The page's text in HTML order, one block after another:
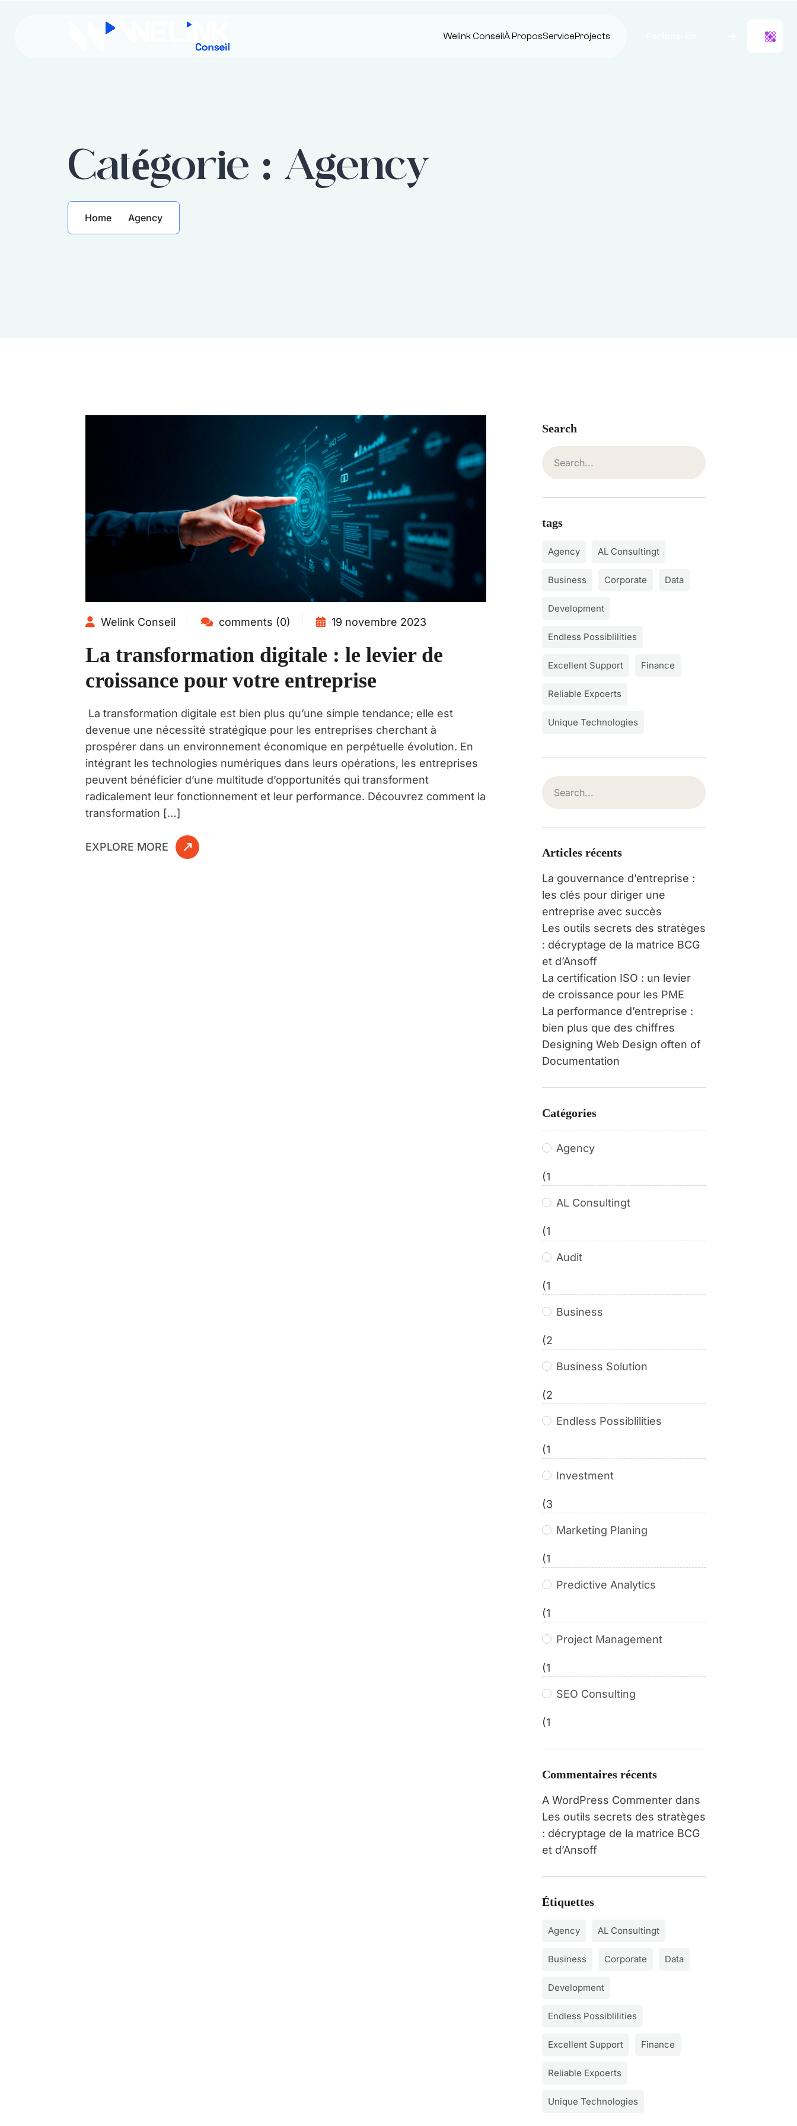
Welink ConseilÀ ProposServiceProjects
Catégorie : Agency
Home Agency
Welink Conseil comments (0) 19 novembre 2023
La transformation digitale : le levier de
croissance pour votre entreprise
La transformation digitale est bien plus qu’une simple tendance; elle est
devenue une nécessité stratégique pour les entreprises cherchant à
prospérer dans un environnement économique en perpétuelle évolution. En
intégrant les technologies numériques dans leurs opérations, les entreprises
peuvent bénéficier d’une multitude d’opportunités qui transforment
radicalement leur fonctionnement et leur performance. Découvrez comment la
transformation […]
EXPLORE MORE
Search
tags
Agency AL Consultingt
Business Corporate Data
Development
Endless Possiblilities
Excellent Support Finance
Reliable Expoerts
Unique Technologies
Articles récents
La gouvernance d’entreprise :
les clés pour diriger une
entreprise avec succès
Les outils secrets des stratèges
: décryptage de la matrice BCG
et d’Ansoff
La certification ISO : un levier
de croissance pour les PME
La performance d’entreprise :
bien plus que des chiffres
Designing Web Design often of
Documentation
Catégories
Agency
(1
AL Consultingt
(1
Audit
(1
Business
(2
Business Solution
(2
Endless Possiblilities
(1
Investment
(3
Marketing Planing
(1
Predictive Analytics
(1
Project Management
(1
SEO Consulting
(1
Commentaires récents
A WordPress Commenter dans
Les outils secrets des stratèges
: décryptage de la matrice BCG
et d’Ansoff
Étiquettes
Agency AL Consultingt
Business Corporate Data
Development
Endless Possiblilities
Excellent Support Finance
Reliable Expoerts
Unique Technologies